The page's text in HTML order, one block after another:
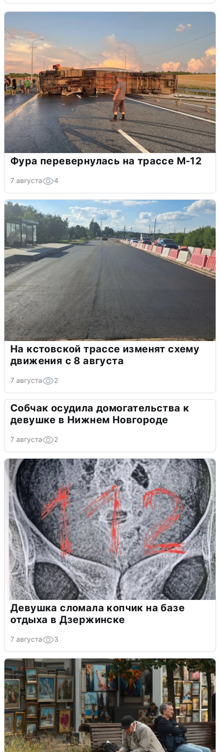
Фура перевернулась на трассе М-12
7 августа 4
На кстовской трассе изменят схему
движения с 8 августа
7 августа 2
Собчак осудила домогательства к
девушке в Нижнем Новгороде
7 августа 2
Девушка сломала копчик на базе
отдыха в Дзержинске
7 августа 3